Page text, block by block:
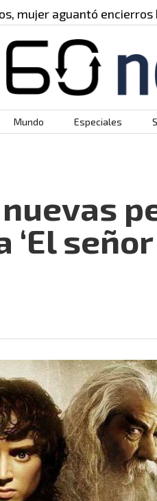
aguantó encierros
Mundo Especiales